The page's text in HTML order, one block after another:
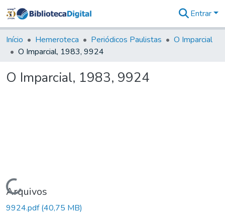
&
Coleções
Tudo na
Digital
Entrar
Início Hemeroteca Periódicos Paulistas
O Imparcial
O Imparcial, 1983, 9924
O Imparcial, 1983, 9924
Carregando...
Arquivos
9924.pdf(40,75 MB)